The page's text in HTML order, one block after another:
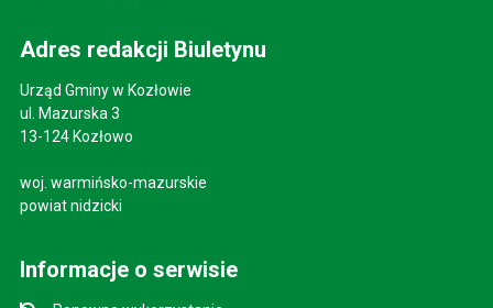
Adres redakcji Biuletynu
Urząd Gminy w Kozłowie
ul. Mazurska 3
13-124 Kozłowo
woj. warmińsko-mazurskie
powiat nidzicki
Informacje o serwisie